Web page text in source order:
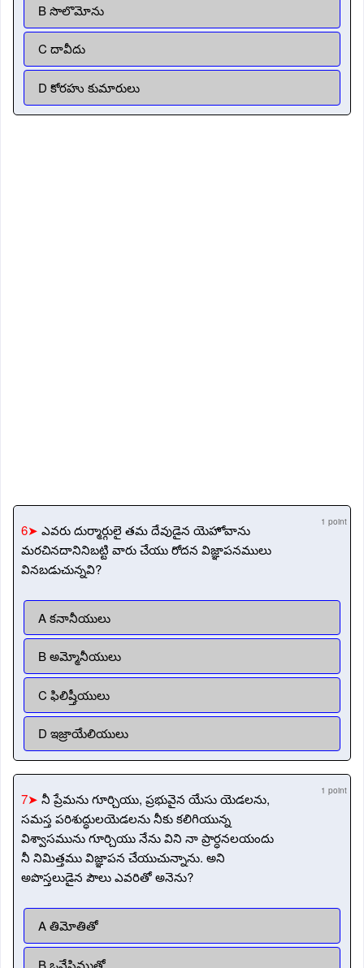
B సొలొమోను
C దావీదు
D కోరహు కుమారులు
6➤ ఎవరు దుర్మార్గులై తమ దేవుడైన యెహోవాను
మరచినదానినిబట్టి వారు చేయు రోదన విజ్ఞాపనములు
వినబడుచున్నవి?
1 point
A కనానీయులు
B అమ్మోనీయులు
C ఫిలిష్తీయులు
D ఇజ్రాయేలియులు
7➤ నీ ప్రేమను గూర్చియు, ప్రభువైన యేసు యెడలను,
సమస్త పరిశుద్ధులయెడలను నీకు కలిగియున్న
విశ్వాసమును గూర్చియు నేను విని నా ప్రార్ధనలయందు
నీ నిమిత్తము విజ్ఞాపన చేయుచున్నాను. అని
అపొస్తలుడైన పౌలు ఎవరితో అనెను?
1 point
A తిమోతితో
B ఒనేసిముతో